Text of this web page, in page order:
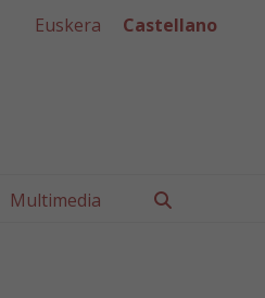
Euskera Castellano
Multimedia